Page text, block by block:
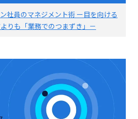
社員のマネジメント術 ー目を向ける
りも「業務でのつまずき」－